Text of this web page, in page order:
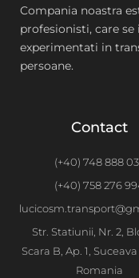
Compania noastra
profesionisti, care
experimentati in
persoane.
Contact
(+40) 748 888
(+40) 758 276
Str. Statiunii, Nr. 2,
Scara B, Ap. 1, Suceava
Romania